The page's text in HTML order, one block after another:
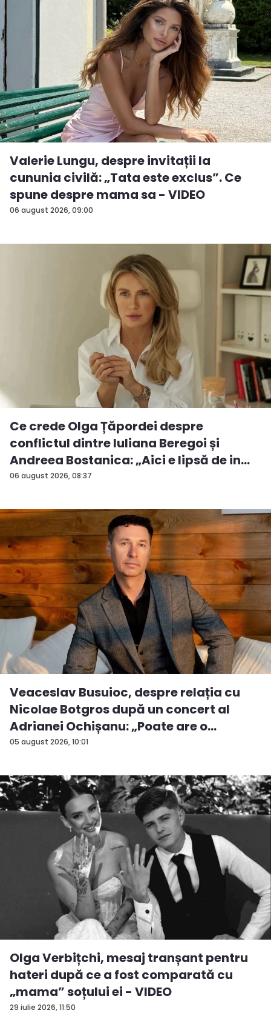
06 august 2026, 09:00
Valerie Lungu, despre invitații la
cununia civilă: „Tata este exclus”. Ce
spune despre mama sa - VIDEO
06 august 2026, 08:37
Ce crede Olga Țăpordei despre
conflictul dintre Iuliana Beregoi și
Andreea Bostanica: „Aici e lipsă de in...
05 august 2026, 10:01
Veaceslav Busuioc, despre relația cu
Nicolae Botgros după un concert al
Adrianei Ochișanu: „Poate are o
supăra...
29 iulie 2026, 11:50
Olga Verbițchi, mesaj tranșant pentru
hateri după ce a fost comparată cu
„mama” soțului ei - VIDEO